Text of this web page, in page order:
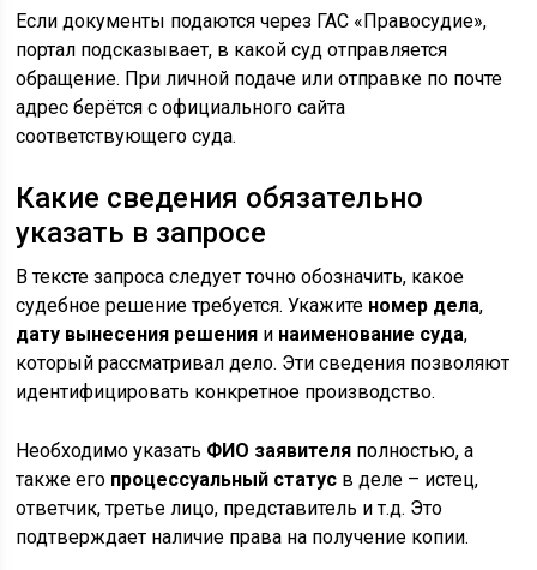
Если документы подаются через ГАС «Правосудие»,
портал подсказывает, в какой суд отправляется
обращение. При личной подаче или отправке по почте
адрес берётся с официального сайта
соответствующего суда.
Какие сведения обязательно
указать в запросе
В тексте запроса следует точно обозначить, какое
судебное решение требуется. Укажите номер дела,
дату вынесения решения и наименование суда,
который рассматривал дело. Эти сведения позволяют
идентифицировать конкретное производство.
Необходимо указать ФИО заявителя полностью, а
также его процессуальный статус в деле – истец,
ответчик, третье лицо, представитель и т.д. Это
подтверждает наличие права на получение копии.